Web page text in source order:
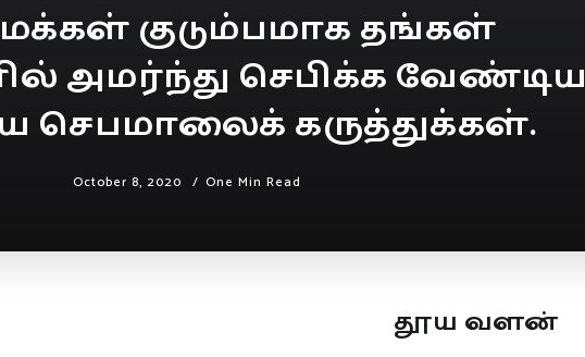
குடும்பமாக தங்கள்
அமர்ந்து செபிக்க வேண்டிய
கருத்துக்கள்.
October 8, 2020 One Min Read
தூய வளன்